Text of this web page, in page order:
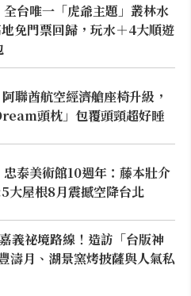
全台唯一「虎爺主題」叢林水
免門票回歸，玩水＋4大順遊
聯酋航空經濟艙座椅升級，
頭枕」包覆頭頸超好睡
泰美術館10週年：藤本壯介
大屋根8月震撼空降台北
義祕境路線！造訪「台版神
濤月、湖景窯烤披薩與人氣私